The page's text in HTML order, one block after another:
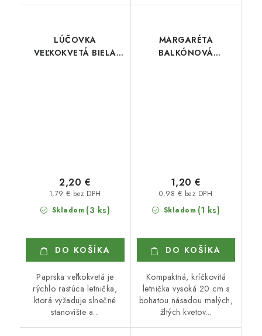
LÚČOVKA
VEĽKOKVETÁ BIELA
Skladom (3 ks)
1,79 € bez DPH
2,20 €
DO KOŠÍKA
Paprska veľkokvetá je
rýchlo rastúca letnička,
ktorá vyžaduje slnečné
stanovište a...
MARGARÉTA
BALKÓNOVÁ
Skladom (1 ks)
0,98 € bez DPH
1,20 €
DO KOŠÍKA
Kompaktná, kríčkovitá
letnička vysoká 20 cm s
bohatou násadou malých,
žltých kvetov...